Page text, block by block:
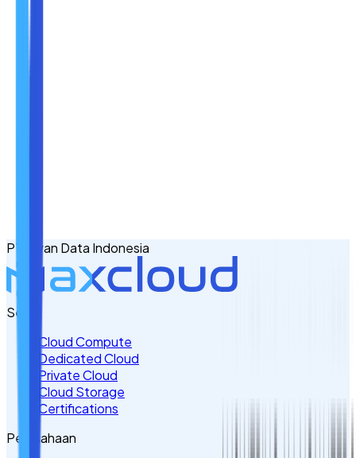
Tulis Kebutuhan Anda di Sini
PT Awan Data Indonesia
Servis
Cloud Compute
Dedicated Cloud
Private Cloud
Cloud Storage
Certifications
Perusahaan